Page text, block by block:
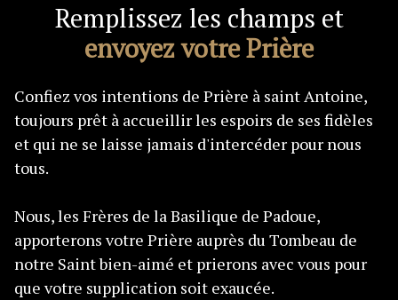
Remplissez les champs et
envoyez votre Prière
Confiez vos intentions de Prière à saint Antoine,
toujours prêt à accueillir les espoirs de ses fidèles
et qui ne se laisse jamais d'intercéder pour nous
tous.
Nous, les Frères de la Basilique de Padoue,
apporterons votre Prière auprès du Tombeau de
notre Saint bien-aimé et prierons avec vous pour
que votre supplication soit exaucée.